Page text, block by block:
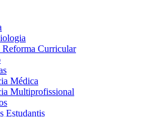
Reforma Curricular
Médica
Multiprofissional
Estudantis